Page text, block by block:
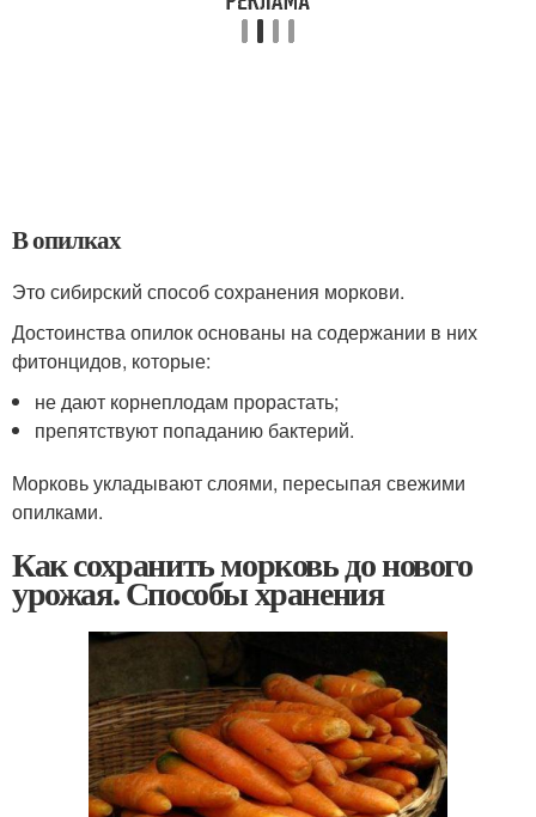
В опилках
Это сибирский способ сохранения моркови.
Достоинства опилок основаны на содержании в них
фитонцидов, которые:
не дают корнеплодам прорастать;
препятствуют попаданию бактерий.
Морковь укладывают слоями, пересыпая свежими
опилками.
Как сохранить морковь до нового
урожая. Способы хранения